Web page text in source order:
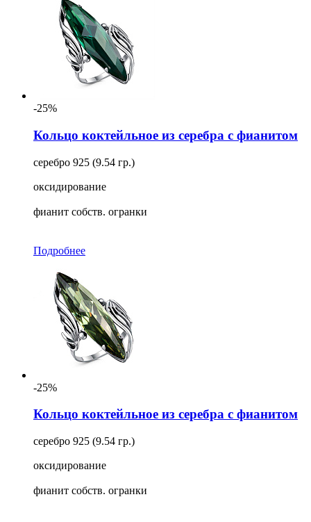
-25%
Кольцо коктейльное из серебра с фианитом
серебро 925 (9.54 гр.)
оксидирование
фианит собств. огранки
Подробнее
-25%
Кольцо коктейльное из серебра с фианитом
серебро 925 (9.54 гр.)
оксидирование
фианит собств. огранки